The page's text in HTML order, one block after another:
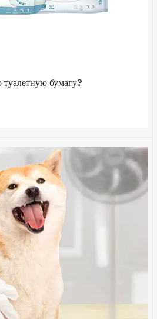
бумагу?